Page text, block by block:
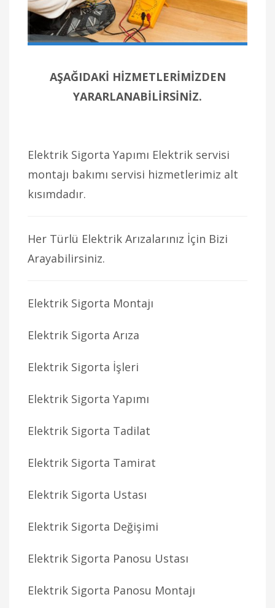
AŞAĞIDAKİ HİZMETLERİMİZDEN
YARARLANABİLİRSİNİZ.
Elektrik Sigorta Yapımı Elektrik servisi
montajı bakımı servisi hizmetlerimiz alt
kısımdadır.
Her Türlü Elektrik Arızalarınız İçin Bizi
Arayabilirsiniz.
Elektrik Sigorta Montajı
Elektrik Sigorta Arıza
Elektrik Sigorta İşleri
Elektrik Sigorta Yapımı
Elektrik Sigorta Tadilat
Elektrik Sigorta Tamirat
Elektrik Sigorta Ustası
Elektrik Sigorta Değişimi
Elektrik Sigorta Panosu Ustası
Elektrik Sigorta Panosu Montajı